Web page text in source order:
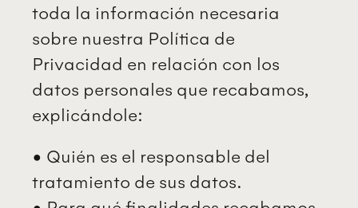
toda la información necesaria
sobre nuestra Política de
Privacidad en relación con los
datos personales que recabamos,
explicándole:
• Quién es el responsable del
tratamiento de sus datos.